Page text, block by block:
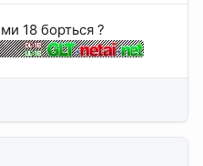
18 борться ?